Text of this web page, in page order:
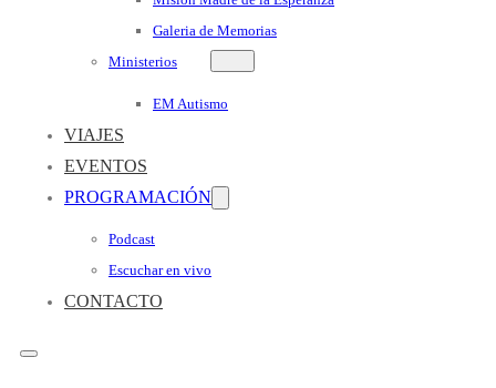
Galeria de Memorias
Ministerios
EM Autismo
VIAJES
EVENTOS
PROGRAMACIÓN
Podcast
Escuchar en vivo
CONTACTO